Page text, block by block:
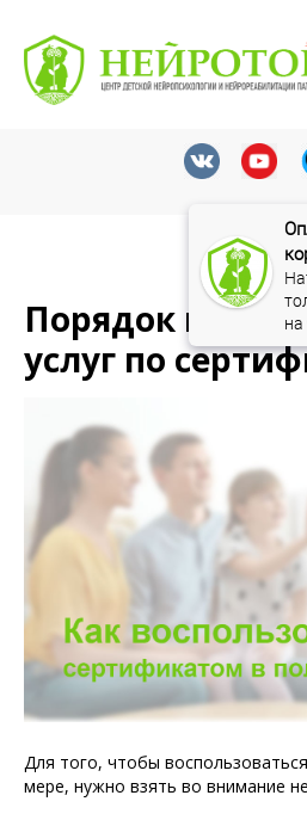
8 (3452) 550-548
Порядок
услуг по
Для того, чтобы
мере, нужно взять во внимание
на